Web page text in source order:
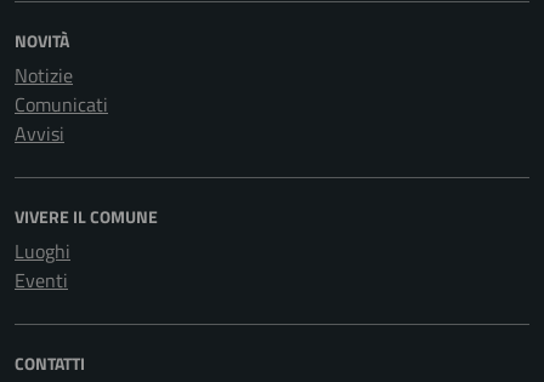
NOVITÀ
Notizie
Comunicati
Avvisi
VIVERE IL COMUNE
Luoghi
Eventi
CONTATTI